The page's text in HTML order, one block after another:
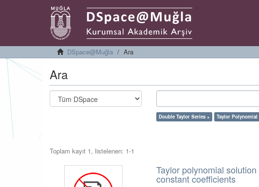
DSpace@Muğla Ara
Ara
Double Taylor Series × Taylor
Toplam kayıt 1, listelenen: 1-1
Taylor polynomial
constant coefficients